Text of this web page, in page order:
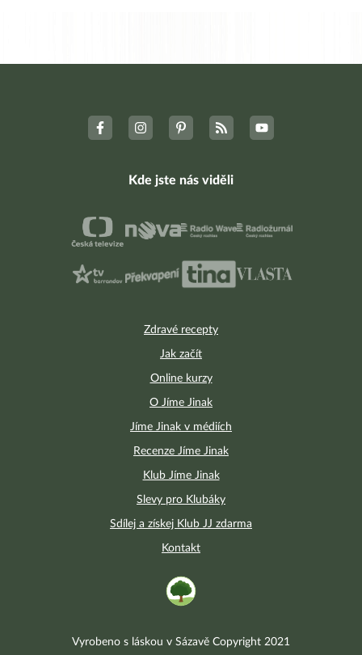
Zdravé recepty
Jak začít
Online kurzy
O Jíme Jinak
Jíme Jinak v médiích
Recenze Jíme Jinak
Klub Jíme Jinak
Slevy pro Klubáky
Sdílej a získej Klub JJ zdarma
Kontakt
Kde jste nás viděli
Vyrobeno s láskou v Sázavě Copyright 2021